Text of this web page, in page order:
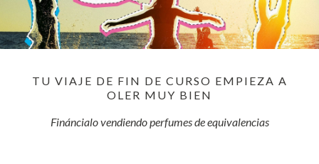
TU VIAJE DE FIN DE CURSO EMPIEZA A
OLER MUY BIEN
Fináncialo vendiendo perfumes de equivalencias